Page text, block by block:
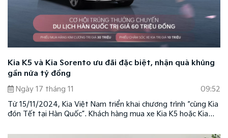
Kia K5 và Kia Sorento ưu đãi đặc biệt, nhận quà khủng
gần nửa tỷ đồng
Ngày 17 tháng 11
09:52
Từ 15/11/2024, Kia Việt Nam triển khai chương trình “cùng Kia
đón Tết tại Hàn Quốc”. Khách hàng mua xe Kia K5 hoặc Kia
gia rút thăm trúng thưởng với nhiều giải thưởng hấp dẫn.